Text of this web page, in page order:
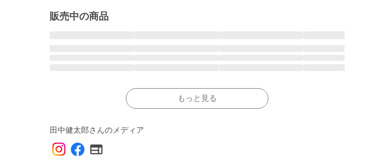
販売中の商品
もっと見る
田中健太郎さんのメディア